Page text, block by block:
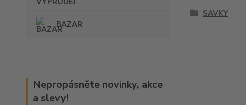
BAZAR
Nepropásněte novinky, akce
a slevy!
SAVKY